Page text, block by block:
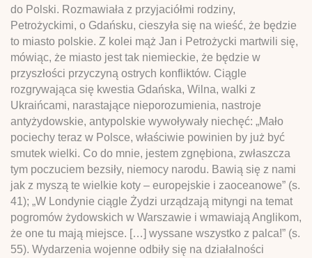
do Polski. Rozmawiała z przyjaciółmi rodziny,
Petrożyckimi, o Gdańsku, cieszyła się na wieść, że będzie
to miasto polskie. Z kolei mąż Jan i Petrożycki martwili się,
mówiąc, że miasto jest tak niemieckie, że będzie w
przyszłości przyczyną ostrych konfliktów. Ciągle
rozgrywająca się kwestia Gdańska, Wilna, walki z
Ukraińcami, narastające nieporozumienia, nastroje
antyżydowskie, antypolskie wywoływały niechęć: „Mało
pociechy teraz w Polsce, właściwie powinien by już być
smutek wielki. Co do mnie, jestem zgnębiona, zwłaszcza
tym poczuciem bezsiły, niemocy narodu. Bawią się z nami
jak z myszą te wielkie koty – europejskie i zaoceanowe” (s.
41); „W Londynie ciągle Żydzi urządzają mityngi na temat
pogromów żydowskich w Warszawie i wmawiają Anglikom,
że one tu mają miejsce. […] wyssane wszystko z palca!” (s.
55). Wydarzenia wojenne odbiły się na działalności